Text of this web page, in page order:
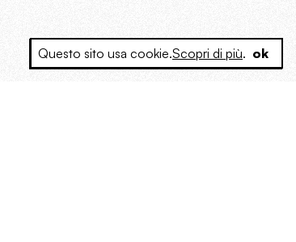
Questo sito usa cookie.Scopri di più. ok